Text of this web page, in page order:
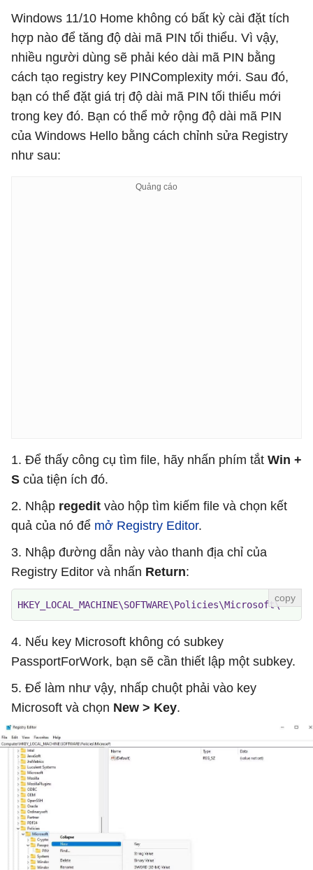
Windows 11/10 Home không có bất kỳ cài đặt tích
hợp nào để tăng độ dài mã PIN tối thiểu. Vì vậy,
nhiều người dùng sẽ phải kéo dài mã PIN bằng
cách tạo registry key PINComplexity mới. Sau đó,
bạn có thể đặt giá trị độ dài mã PIN tối thiểu mới
trong key đó. Bạn có thể mở rộng độ dài mã PIN
của Windows Hello bằng cách chỉnh sửa Registry
như sau:
1. Để thấy công cụ tìm file, hãy nhấn phím tắt Win +
S của tiện ích đó.
2. Nhập regedit vào hộp tìm kiếm file và chọn kết
quả của nó để mở Registry Editor.
3. Nhập đường dẫn này vào thanh địa chỉ của
Registry Editor và nhấn Return:
HKEY_LOCAL_MACHINE\SOFTWARE\Policies\Microsoft\
4. Nếu key Microsoft không có subkey
PassportForWork, bạn sẽ cần thiết lập một subkey.
5. Để làm như vậy, nhấp chuột phải vào key
Microsoft và chọn New > Key.